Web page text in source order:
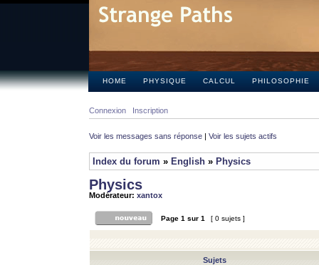
HOME PHYSIQUE CALCUL PHILOSOPHIE
Connexion Inscription
Voir les messages sans réponse | Voir les sujets actifs
Index du forum » English » Physics
Physics
Modérateur: xantox
Page 1 sur 1 [ 0 sujets ]
Sujets